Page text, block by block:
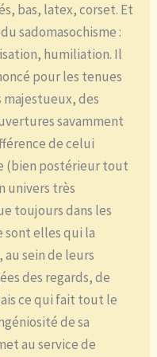
bas, latex, corset. Et
sadomasochisme :
humiliation. Il
pour les tenues
majestueux, des
savamment
de celui
(bien postérieur tout
univers très
toujours dans les
sont elles qui la
sein de leurs
des regards, de
ce qui fait tout le
de sa
au service de